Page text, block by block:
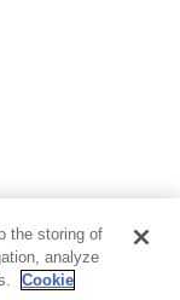
the storing of
analyze
Cookie